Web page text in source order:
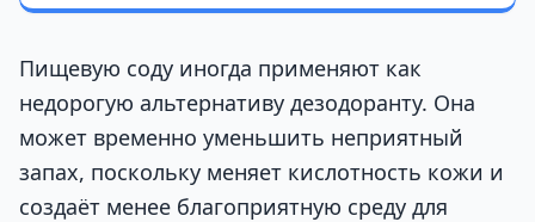
Пищевую соду иногда применяют как
недорогую альтернативу дезодоранту. Она
может временно уменьшить неприятный
запах, поскольку меняет кислотность кожи и
создаёт менее благоприятную среду для